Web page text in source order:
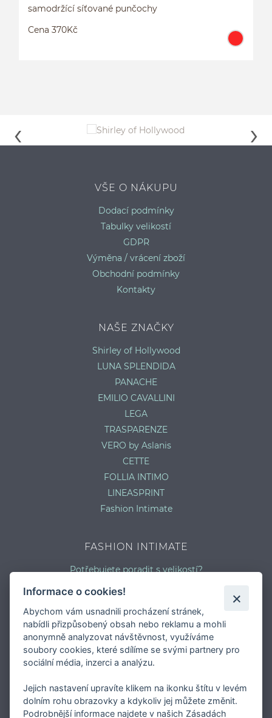
samodržící síťované punčochy
Cena 370Kč
VŠE O NÁKUPU
Dodací podmínky
Tabulky velikostí
GDPR
Výměna / vrácení zboží
Obchodní podmínky
Kontakty
NAŠE ZNAČKY
Shirley of Hollywood
LUNA SPLENDIDA
PANACHE
EMILIO CAVALLINI
LEGA
TRASPARENZE
VERO by Aslanis
CETTE
FOLLIA INTIMO
LINEASPRINT
Fashion Intimate
FASHION INTIMATE
Potřebujete poradit s velikostí?
Jaký typ kalhotek je pro vás vhodný?
Typy podprsenek
Druhy plavek
Typy punčocháčů
Informace o cookies!
Abychom vám usnadnili procházení stránek,
nabídli přizpůsobený obsah nebo reklamu a mohli
anonymně analyzovat návštěvnost, využíváme
soubory cookies, které sdílíme se svými partnery pro
sociální média, inzerci a analýzu.
Jejich nastavení upravíte klikem na ikonku štítu v levém
dolním rohu obrazovky a kdykoliv jej můžete změnit.
Podrobnější informace najdete v našich Zásadách